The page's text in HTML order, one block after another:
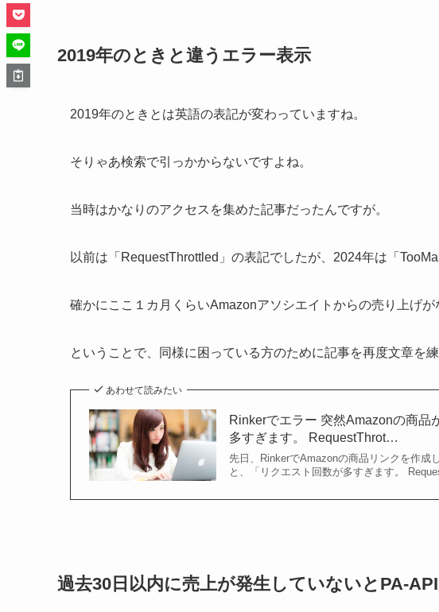
2019年のときと違うエラー表示
2019年のときとは英語の表記が変わっていますね。
そりゃあ検索で引っかからないですよね。
当時はかなりのアクセスを集めた記事だったんですが。
以前は「RequestThrottled」の表記でしたが、2024年は「
確かにここ１カ月くらいAmazonアソシエイトからの売り上げが
ということで、同様に困っている方のために記事を再度文章を
あわせて読みたい
Rinkerでエラー 突然Amazonの商品
多すぎます。 RequestThrot…
先日、RinkerでAmazonの商品リンクを作成
と、「リクエスト回数が多すぎます。
過去30日以内に売上が発生していないとPA-